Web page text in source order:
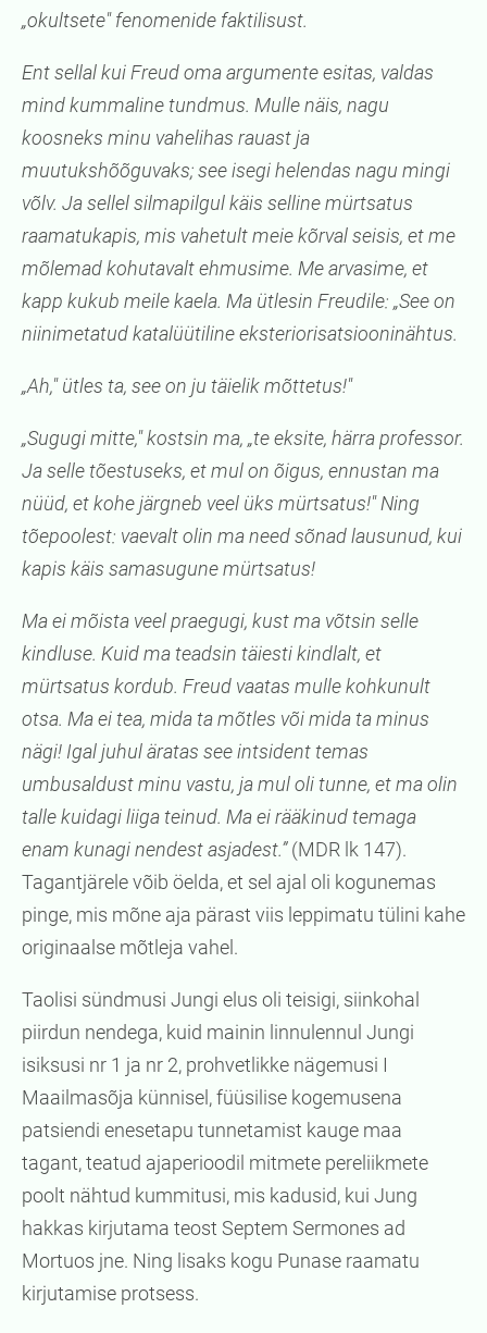
„okultsete" fenomenide faktilisust.
Ent sellal kui Freud oma argumente esitas, valdas
mind kummaline tundmus. Mulle näis, nagu
koosneks minu vahelihas rauast ja
muutukshõõguvaks; see isegi helendas nagu mingi
võlv. Ja sellel silmapilgul käis selline mürtsatus
raamatukapis, mis vahetult meie kõrval seisis, et me
mõlemad kohutavalt ehmusime. Me arvasime, et
kapp kukub meile kaela. Ma ütlesin Freudile: „See on
niinimetatud katalüütiline eksteriorisatsiooninähtus.
„Ah," ütles ta, see on ju täielik mõttetus!"
„Sugugi mitte," kostsin ma, „te eksite, härra professor.
Ja selle tõestuseks, et mul on õigus, ennustan ma
nüüd, et kohe järgneb veel üks mürtsatus!" Ning
tõepoolest: vaevalt olin ma need sõnad lausunud, kui
kapis käis samasugune mürtsatus!
Ma ei mõista veel praegugi, kust ma võtsin selle
kindluse. Kuid ma teadsin täiesti kindlalt, et
mürtsatus kordub. Freud vaatas mulle kohkunult
otsa. Ma ei tea, mida ta mõtles või mida ta minus
nägi! Igal juhul äratas see intsident temas
umbusaldust minu vastu, ja mul oli tunne, et ma olin
talle kuidagi liiga teinud. Ma ei rääkinud temaga
enam kunagi nendest asjadest.”(MDR lk 147).
Tagantjärele võib öelda, et sel ajal oli kogunemas
pinge, mis mõne aja pärast viis leppimatu tülini kahe
originaalse mõtleja vahel.
Taolisi sündmusi Jungi elus oli teisigi, siinkohal
piirdun nendega, kuid mainin linnulennul Jungi
isiksusi nr 1 ja nr 2, prohvetlikke nägemusi I
Maailmasõja künnisel, füüsilise kogemusena
patsiendi enesetapu tunnetamist kauge maa
tagant, teatud ajaperioodil mitmete pereliikmete
poolt nähtud kummitusi, mis kadusid, kui Jung
hakkas kirjutama teost Septem Sermones ad
Mortuos jne. Ning lisaks kogu Punase raamatu
kirjutamise protsess.